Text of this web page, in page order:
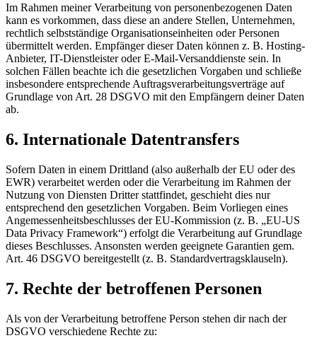
Im Rahmen meiner Verarbeitung von personenbezogenen Daten
kann es vorkommen, dass diese an andere Stellen, Unternehmen,
rechtlich selbstständige Organisationseinheiten oder Personen
übermittelt werden. Empfänger dieser Daten können z. B. Hosting-
Anbieter, IT-Dienstleister oder E-Mail-Versanddienste sein. In
solchen Fällen beachte ich die gesetzlichen Vorgaben und schließe
insbesondere entsprechende Auftragsverarbeitungsverträge auf
Grundlage von Art. 28 DSGVO mit den Empfängern deiner Daten
ab.
6. Internationale Datentransfers
Sofern Daten in einem Drittland (also außerhalb der EU oder des
EWR) verarbeitet werden oder die Verarbeitung im Rahmen der
Nutzung von Diensten Dritter stattfindet, geschieht dies nur
entsprechend den gesetzlichen Vorgaben. Beim Vorliegen eines
Angemessenheitsbeschlusses der EU-Kommission (z. B. „EU-US
Data Privacy Framework“) erfolgt die Verarbeitung auf Grundlage
dieses Beschlusses. Ansonsten werden geeignete Garantien gem.
Art. 46 DSGVO bereitgestellt (z. B. Standardvertragsklauseln).
7. Rechte der betroffenen Personen
Als von der Verarbeitung betroffene Person stehen dir nach der
DSGVO verschiedene Rechte zu: